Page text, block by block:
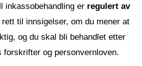
inkassobehandling er regulert av
til innsigelser, om du mener at
og du skal bli behandlet etter
forskrifter og personvernloven.